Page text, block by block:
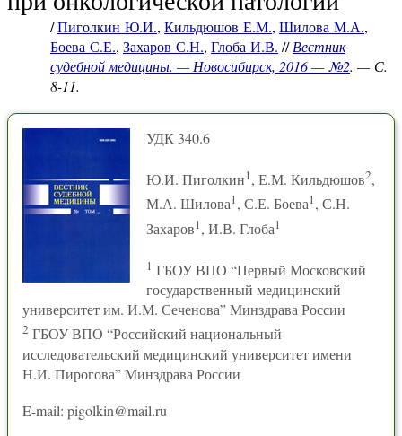
/Пиголкин Ю.И., Кильдюшов Е.М., Шилова М.А.,
Боева С.Е., Захаров С.Н., Глоба И.В. //Вестник
судебной медицины. — Новосибирск, 2016 — №2. — С.
8-11.
УДК 340.6
Ю.И. Пиголкин1, Е.М. Кильдюшов2,
М.А. Шилова1, С.Е. Боева1, С.Н.
Захаров1, И.В. Глоба1
1 ГБОУ ВПО “Первый Московский
государственный медицинский
университет им. И.М. Сеченова” Минздрава России
2 ГБОУ ВПО “Российский национальный
исследовательский медицинский университет имени
Н.И. Пирогова” Минздрава России
E-mail: pigolkin@mail.ru